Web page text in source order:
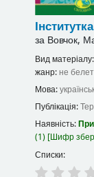
Інститутка
за Вовчок,
Вид матеріалу:
жанр: не
Мова:
Публікація:
Наявність:
(1) Шифр
Списки: